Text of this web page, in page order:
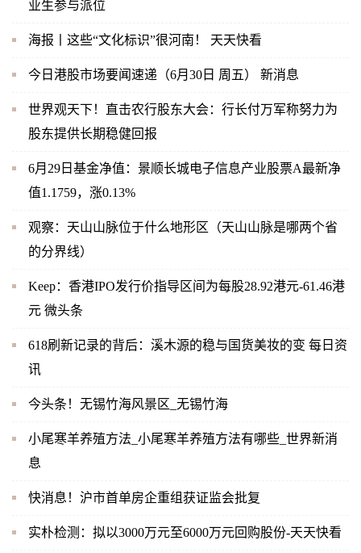
业生参与派位
海报丨这些“文化标识”很河南！ 天天快看
今日港股市场要闻速递（6月30日 周五） 新消息
世界观天下！直击农行股东大会：行长付万军称努力为
股东提供长期稳健回报
6月29日基金净值：景顺长城电子信息产业股票A最新净
值1.1759，涨0.13%
观察：天山山脉位于什么地形区（天山山脉是哪两个省
的分界线）
Keep：香港IPO发行价指导区间为每股28.92港元-61.46港
元 微头条
618刷新记录的背后：溪木源的稳与国货美妆的变 每日资
讯
今头条！无锡竹海风景区_无锡竹海
小尾寒羊养殖方法_小尾寒羊养殖方法有哪些_世界新消
息
快消息！沪市首单房企重组获证监会批复
实朴检测：拟以3000万元至6000万元回购股份-天天快看